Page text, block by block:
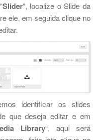
Slider“, localize o Slide da
ele, em seguida clique no
identificar os slides
que deseja editar e em
Library“, aqui será